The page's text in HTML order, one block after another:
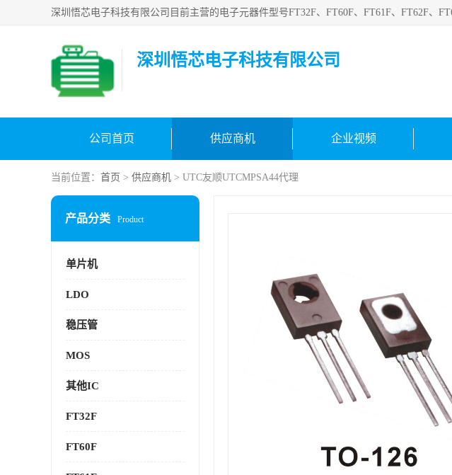
深圳悟芯电子科技有限公司
公司首页 供应商机 企业视频
当前位置： 首页 > 供应商机 > UTC友顺UTCMPSA44代理
产品分类 Product
单片机
LDO
稳压管
MOS
其他IC
FT32F
FT60F